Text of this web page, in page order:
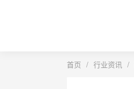
首页 / 行业资讯 /